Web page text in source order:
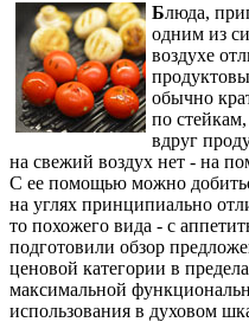
Блюда,
одним из
воздухе
обычно
по
вдруг
на свежий воздух нет - на
С ее помощью можно
на углях принципиально
то похожего вида - с
подготовили обзор
ценовой категории в
максимальной
использования в духовом